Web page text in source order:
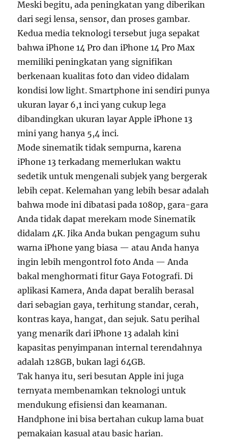
Meski begitu, ada peningkatan yang diberikan
dari segi lensa, sensor, dan proses gambar.
Kedua media teknologi tersebut juga sepakat
bahwa iPhone 14 Pro dan iPhone 14 Pro Max
memiliki peningkatan yang signifikan
berkenaan kualitas foto dan video didalam
kondisi low light. Smartphone ini sendiri punya
ukuran layar 6,1 inci yang cukup lega
dibandingkan ukuran layar Apple iPhone 13
mini yang hanya 5,4 inci.
Mode sinematik tidak sempurna, karena
iPhone 13 terkadang memerlukan waktu
sedetik untuk mengenali subjek yang bergerak
lebih cepat. Kelemahan yang lebih besar adalah
bahwa mode ini dibatasi pada 1080p, gara-gara
Anda tidak dapat merekam mode Sinematik
didalam 4K. Jika Anda bukan pengagum suhu
warna iPhone yang biasa — atau Anda hanya
ingin lebih mengontrol foto Anda — Anda
bakal menghormati fitur Gaya Fotografi. Di
aplikasi Kamera, Anda dapat beralih berasal
dari sebagian gaya, terhitung standar, cerah,
kontras kaya, hangat, dan sejuk. Satu perihal
yang menarik dari iPhone 13 adalah kini
kapasitas penyimpanan internal terendahnya
adalah 128GB, bukan lagi 64GB.
Tak hanya itu, seri besutan Apple ini juga
ternyata membenamkan teknologi untuk
mendukung efisiensi dan keamanan.
Handphone ini bisa bertahan cukup lama buat
pemakaian kasual atau basic harian.